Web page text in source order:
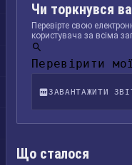
Чи торкнувся
Перевірте свою
користувача за всіма
Перевірити
ЗАВАНТАЖИТИ
Що сталося